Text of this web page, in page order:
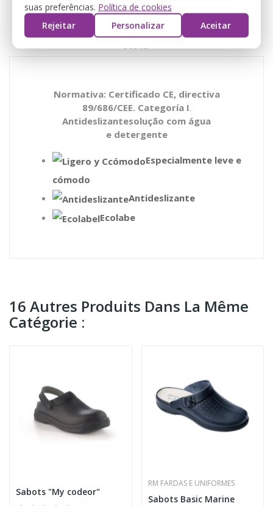
DÉTAILS DU PRODUIT
AVIS
Normativa: Certificado CE, directiva
89/686/CEE. Categoría I.
Antideslizantesolução com água
e detergente
Especialmente leve e
cómodo
Antideslizante
Ecolabe
16 Autres Produits Dans La Même
Catégorie :
Sabots "My codeor"
RM FARDAS E UNIFORMES
Sabots Basic Marine
suas preferências. Política de cookies
Rejeitar
Personalizar Aceitar